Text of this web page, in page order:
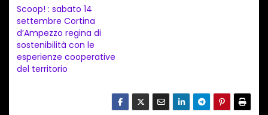
t
o
i
n
c
Scoop! : sabato 14
settembre Cortina
d’Ampezzo regina di
sostenibilità con le
esperienze cooperative
del territorio